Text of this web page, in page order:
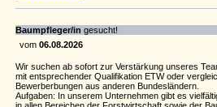
Baumpfleger/in gesucht!
vom 06.08.2026
Wir suchen ab sofort zur Verstärkung unseres
mit entsprechender Qualifikation ETW oder
Bewerberbungen aus anderen Bundesländern.
Aufgaben: In unserem Unternehmen gibt es